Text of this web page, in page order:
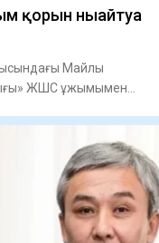
қорын нығайтуға
Майлы
ЖШС ұжымымен